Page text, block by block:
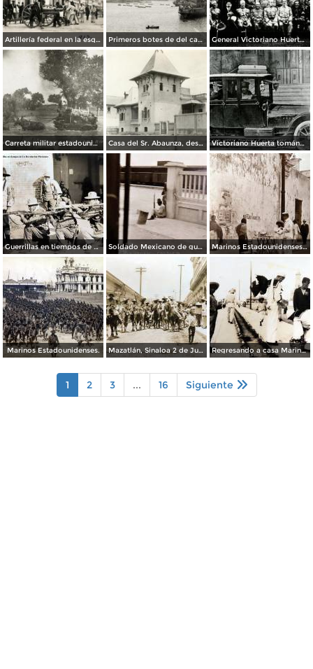
Artillería federal en la esquina de San Juan de Letrán y San Agustín (República de Uruguay) durante la Decena Trágica (1913) Primeros botes de del cañonero U.S.S. Prairie, en tocar tierra durante la invasión estadounidense de 1914 General Victoriano Huerta, acompañado del Gral. Téllez y Gral. Steever
Carreta militar estadounidense, cruzando el Río Santa Clara Casa del Sr. Abaunza, desctruida por el bombardeo estadounidense en la invasión de 1914 Victoriano Huerta tomándose una copa de despedida
Guerrillas en tiempos de La Revolucion Mexicana. Soldado Mexicano de guardia en la estacion Ferroviaria ( Abril 9 de 1916 ). Marinos Estadounidenses curiosos. ( Abril 9 de 1916 ).
Marinos Estadounidenses. Mazatlán, Sinaloa 2 de Junio de 1911 Entrada del ejercito libertador. Regresando a casa Marinos Estadounidenses despues de La Intervencion en Veracruz.
1 2 3 ... 16 Siguiente